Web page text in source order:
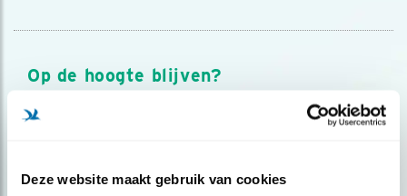
Deze website maakt gebruik van cookies
Op de hoogte blijven?
Meld je aan en ontvang nieuws, inspiratie, acties en tips
over vogels en activiteiten van Vogelbescherming.